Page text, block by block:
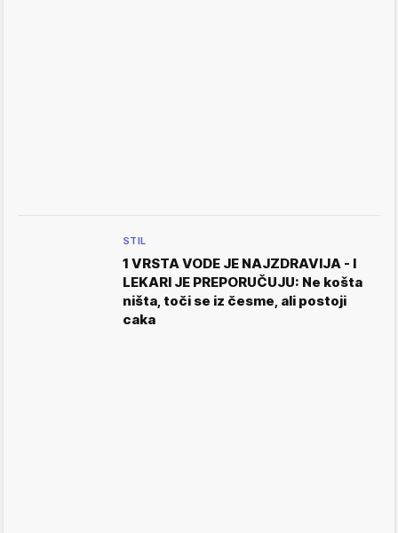
STIL
1 VRSTA VODE JE NAJZDRAVIJA - I
LEKARI JE PREPORUČUJU: Ne košta
ništa, toči se iz česme, ali postoji
caka